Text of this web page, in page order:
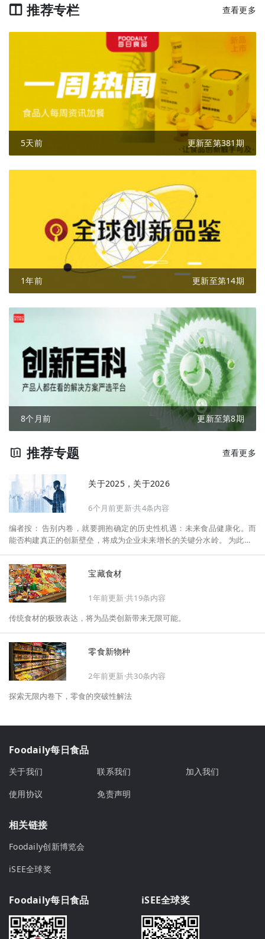
推荐专栏 查看更多
5天前 更新至第381期
1年前 更新至第14期
8个月前 更新至第8期
推荐专题 查看更多
关于2025，关于2026
6个月前更新·共4条内容
编者按： 告别内卷，就要拥抱确定的历史性机遇：未来食品健康化。而
能否构建真正的创新壁垒，将成为企业未来增长的关键分水岭。 为此，F
将以“创新产品”透视“未来机会”，以全球视野探寻中国机遇、增长解法，
拆解年度标杆的增长逻辑与谋篇布局，深挖“药食同源”“低GI”“老龄营
养”“清洁标签”等热门赛道的爆品基因，从趋势预判、品类创新、未来增长
机会、企业战略布局以及渠道变革等，为行业提供务实、前瞻的开年创新
宝藏食材
1年前更新·共19条内容
传统食材的极致表达，将为品类创新带来无限可能。
零食新物种
2年前更新·共30条内容
探索无限内卷下，零食的突破性解法
Foodaily每日食品
关于我们 联系我们
加入我们
使用协议
免责声明
相关链接
Foodaily创新博览会
iSEE全球奖
Foodaily每日食品 iSEE全球奖